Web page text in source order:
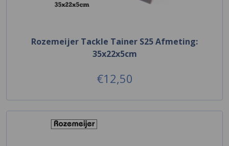
Rozemeijer Tackle Tainer S25 Afmeting:
35x22x5cm
€12,50